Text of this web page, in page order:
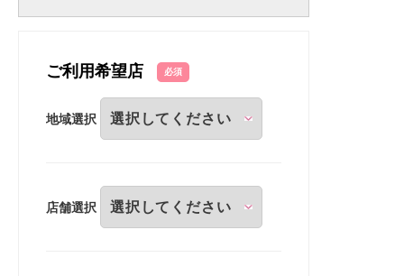
ご利用希望店 必須
地域選択
店舗選択